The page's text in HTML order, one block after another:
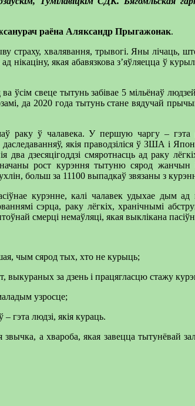
раёна Аляксандр Прыгажонак.
страху, хвалявання, трывогі. Яны
нікаціну, якая абавязкова з’яўляецца ў
ўсім свеце тытунь забівае 5 мільёнаў
да 2020 года тытунь стане вядучай
раку ў чалавека. У першую чаргу – гэта
якія праводзіліся ў ЗША і
дзесяцігоддзі смяротнасць ад раку
рост курэння тытуню сярод
больш за 11100 выпадкаў звязаны з
курэнне, калі чалавек удыхае дым
сэрца, раку лёгкіх, хранічнымі
смерці немаўляці, якая выклікана
чым сярод тых, хто не курыць;
выкураных за дзень і працягласцю стажу
узросце;
гэта людзі, якія кураць.
а хвароба, якая завецца тытунёвай